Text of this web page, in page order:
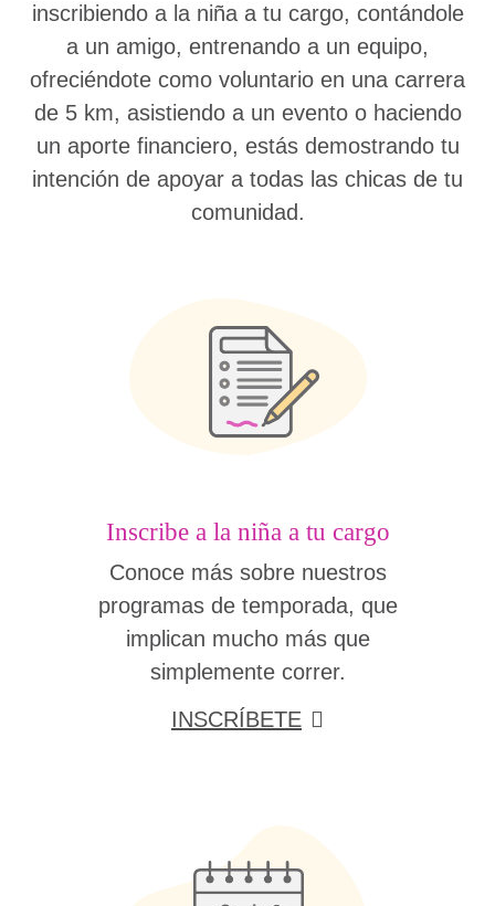
inscribiendo a la niña a tu cargo, contándole
a un amigo, entrenando a un equipo,
ofreciéndote como voluntario en una carrera
de 5 km, asistiendo a un evento o haciendo
un aporte financiero, estás demostrando tu
intención de apoyar a todas las chicas de tu
comunidad.
Inscribe a la niña a tu cargo
Conoce más sobre nuestros
programas de temporada, que
implican mucho más que
simplemente correr.
INSCRÍBETE